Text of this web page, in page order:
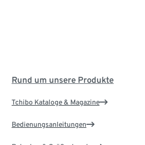
Rund um unsere Produkte
Tchibo Kataloge & Magazine
Bedienungsanleitungen